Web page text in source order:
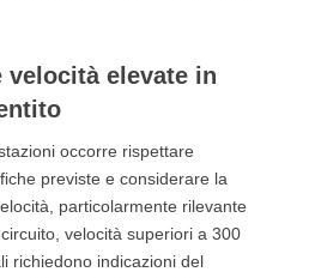
elevate in
occorre rispettare
previste e considerare la
particolarmente rilevante
velocità superiori a 300
richiedono indicazioni del